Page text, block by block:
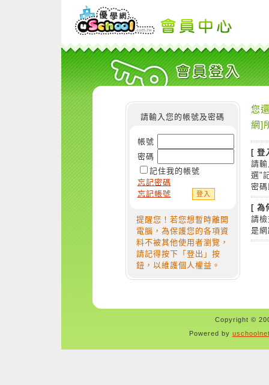
請輸入您的帳號及密碼
帳號
密碼
記住我的帳號
忘記密碼
忘記帳號
提醒您！若您想暫時離開
電腦，為保護您的各項資
料不被其他使用者瀏覽，
請記得按下「登出」按
鈕，以維護個人權益。
您
網]
[ 登
請
選"
密
[ 為
請
是
Copyright ©
Powered by